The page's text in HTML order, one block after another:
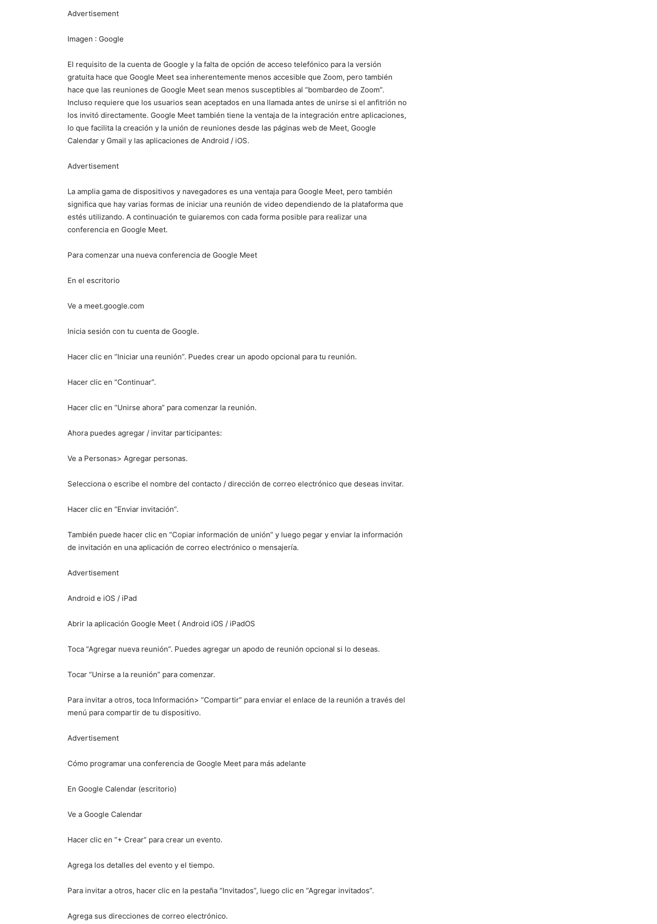
Advertisement
Imagen : Google
El requisito de la cuenta de Google y la falta de opción de acceso telefónico para la versión
gratuita hace que Google Meet sea inherentemente menos accesible que Zoom, pero también
hace que las reuniones de Google Meet sean menos susceptibles al “bombardeo de Zoom”.
Incluso requiere que los usuarios sean aceptados en una llamada antes de unirse si el anfitrión no
los invitó directamente. Google Meet también tiene la ventaja de la integración entre aplicaciones,
lo que facilita la creación y la unión de reuniones desde las páginas web de Meet, Google
Calendar y Gmail y las aplicaciones de Android / iOS.
Advertisement
La amplia gama de dispositivos y navegadores es una ventaja para Google Meet, pero también
significa que hay varias formas de iniciar una reunión de video dependiendo de la plataforma que
estés utilizando. A continuación te guiaremos con cada forma posible para realizar una
conferencia en Google Meet.
Para comenzar una nueva conferencia de Google Meet
En el escritorio
Ve a meet.google.com
Inicia sesión con tu cuenta de Google.
Hacer clic en “Iniciar una reunión”. Puedes crear un apodo opcional para tu reunión.
Hacer clic en “Continuar”.
Hacer clic en “Unirse ahora” para comenzar la reunión.
Ahora puedes agregar / invitar participantes:
Ve a Personas> Agregar personas.
Selecciona o escribe el nombre del contacto / dirección de correo electrónico que deseas invitar.
Hacer clic en “Enviar invitación”.
También puede hacer clic en “Copiar información de unión” y luego pegar y enviar la información
de invitación en una aplicación de correo electrónico o mensajería.
Advertisement
Android e iOS / iPad
Abrir la aplicación Google Meet ( Android iOS / iPadOS
Toca “Agregar nueva reunión”. Puedes agregar un apodo de reunión opcional si lo deseas.
Tocar “Unirse a la reunión” para comenzar.
Para invitar a otros, toca Información> “Compartir” para enviar el enlace de la reunión a través del
menú para compartir de tu dispositivo.
Advertisement
Cómo programar una conferencia de Google Meet para más adelante
En Google Calendar (escritorio)
Ve a Google Calendar
Hacer clic en “+ Crear” para crear un evento.
Agrega los detalles del evento y el tiempo.
Para invitar a otros, hacer clic en la pestaña “Invitados”, luego clic en “Agregar invitados”.
Agrega sus direcciones de correo electrónico.